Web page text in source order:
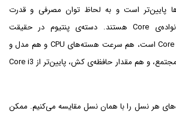
پایین‌تر است و به لحاظ توان مصرفی و قدرت
پردازشی، ضعیف‌تر از خانواده‌ی Core هستند. دسته‌ی پنتیوم در حقیقت
پردازنده‌های ضعیف‌تر از Core i3 است، هم سرعت هسته‌های CPU و هم مدل و
سرعت پردازنده‌ی گرافیکی مجتمع، و هم مقدار حافظه‌ی کش، پایین‌تر از Core i3
هر نسل را با همان نسل مقایسه می‌کنیم. ممکن